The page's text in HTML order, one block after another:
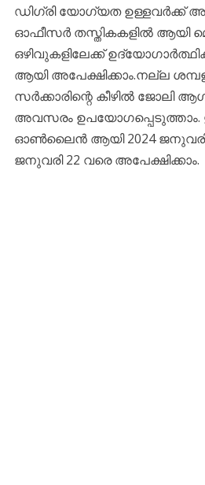
ഡിഗ്രി യോഗ്യത ഉള്ളവര്‍ക്ക്
ഓഫീസര്‍ തസ്തികകളില്‍ ആയി
ഒഴിവുകളിലേക്ക്
ആയി അപേക്ഷിക്കാം.നല്ല
സര്‍ക്കാരിന്റെ കീഴില്‍ ജോലി
അവസരം
ഓണ്‍ലൈന്‍ ആയി 2024 ജനുവരി
ജനുവരി 22 വരെ അപേക്ഷിക്കാം.